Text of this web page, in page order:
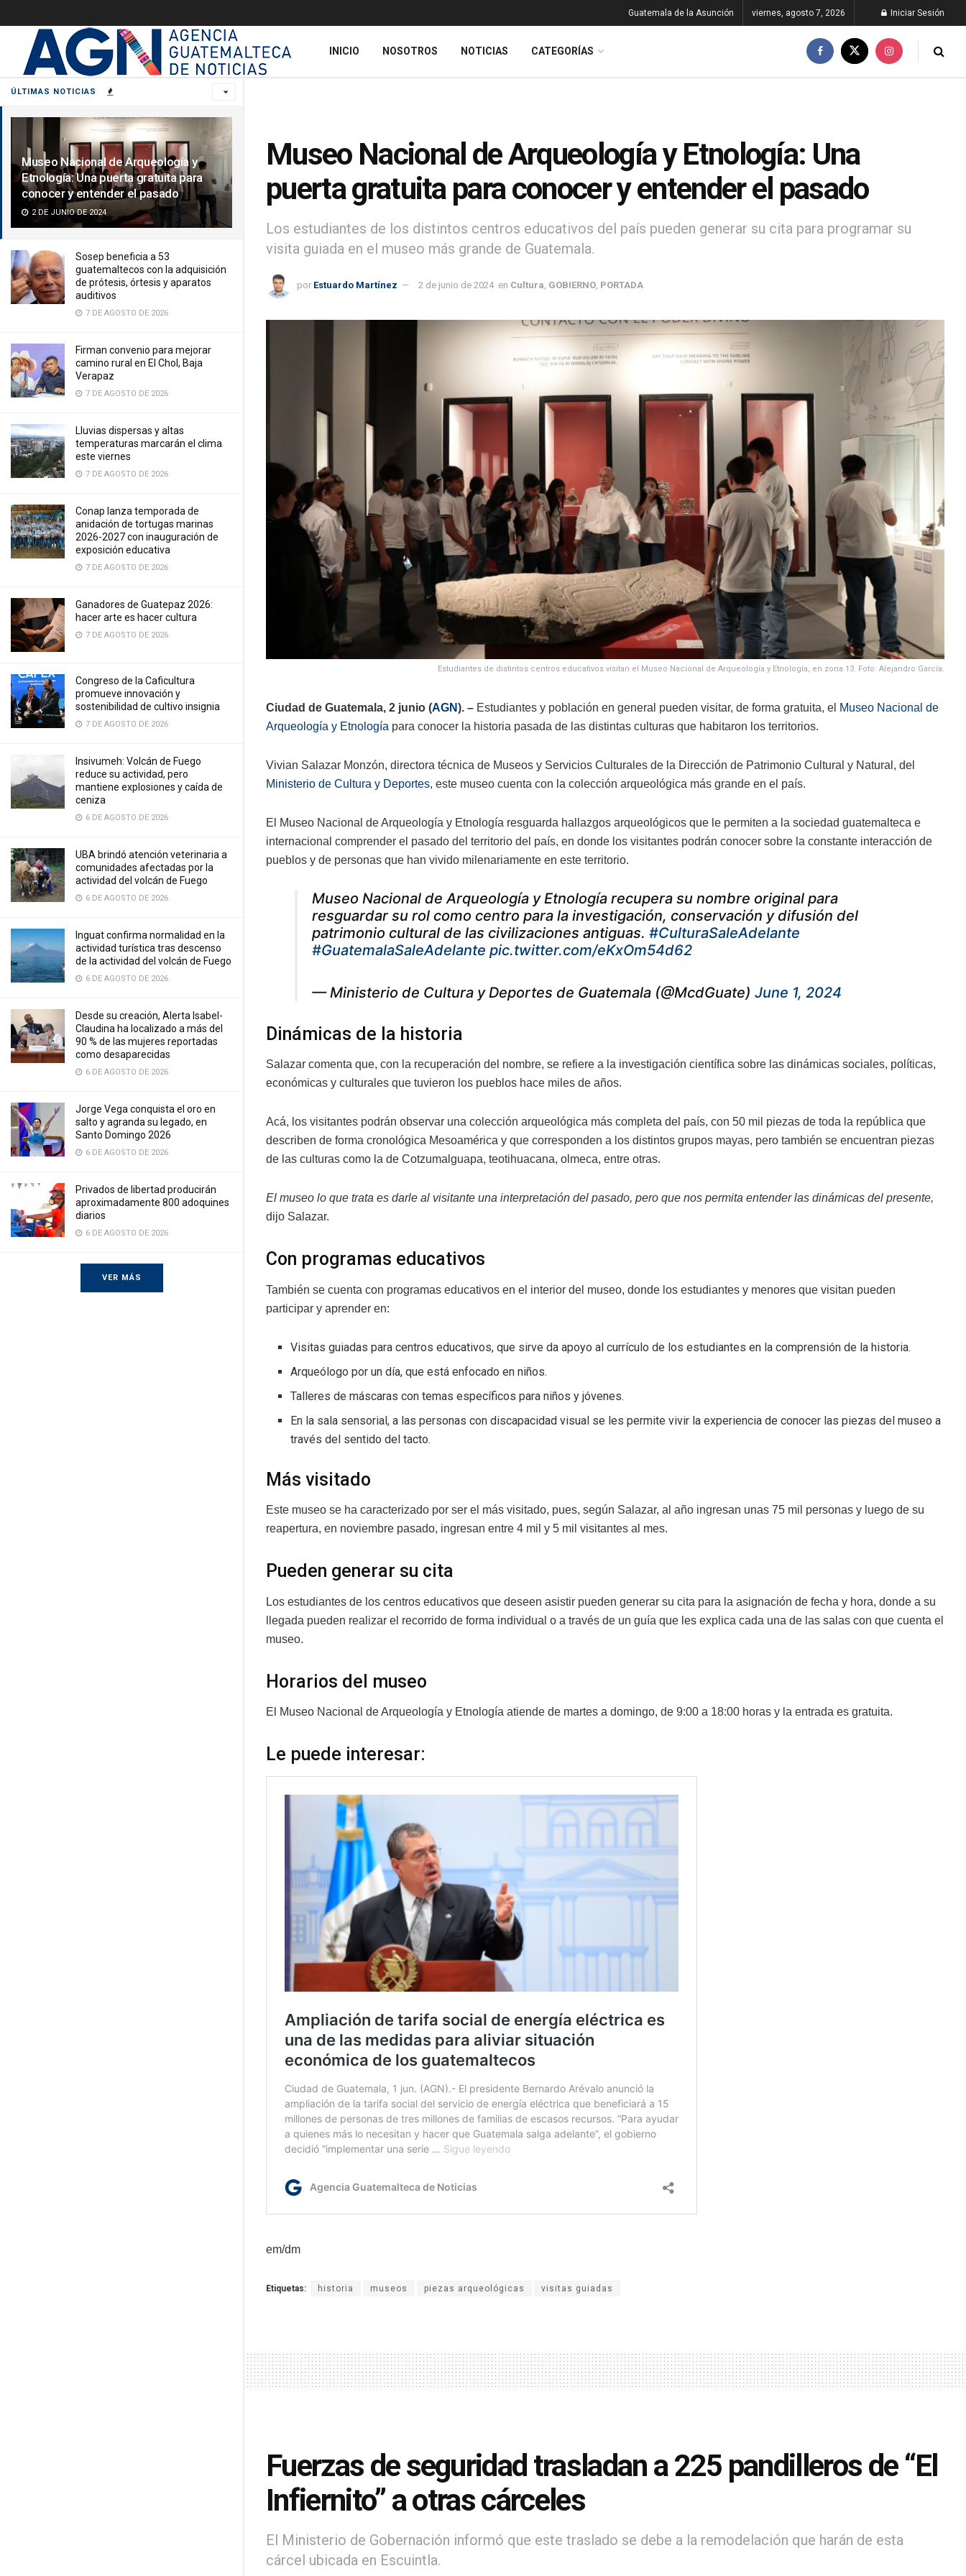
ÚLTIMAS NOTICIAS
Museo Nacional de Arqueología y
Etnología: Una puerta gratuita para
conocer y entender el pasado
2 DE JUNIO DE 2024
Sosep beneficia a 53
guatemaltecos con la adquisición
de prótesis, órtesis y aparatos
auditivos
7 DE AGOSTO DE 2026
Firman convenio para mejorar
camino rural en El Chol, Baja
Verapaz
7 DE AGOSTO DE 2026
Lluvias dispersas y altas
temperaturas marcarán el clima
este viernes
7 DE AGOSTO DE 2026
Conap lanza temporada de
anidación de tortugas marinas
2026-2027 con inauguración de
exposición educativa
7 DE AGOSTO DE 2026
Ganadores de Guatepaz 2026:
hacer arte es hacer cultura
7 DE AGOSTO DE 2026
Congreso de la Caficultura
promueve innovación y
sostenibilidad de cultivo insignia
7 DE AGOSTO DE 2026
Insivumeh: Volcán de Fuego
reduce su actividad, pero
mantiene explosiones y caída de
ceniza
6 DE AGOSTO DE 2026
UBA brindó atención veterinaria a
comunidades afectadas por la
actividad del volcán de Fuego
6 DE AGOSTO DE 2026
Inguat confirma normalidad en la
actividad turística tras descenso
de la actividad del volcán de Fuego
6 DE AGOSTO DE 2026
Desde su creación, Alerta Isabel-
Claudina ha localizado a más del
90 % de las mujeres reportadas
como desaparecidas
6 DE AGOSTO DE 2026
Jorge Vega conquista el oro en
salto y agranda su legado, en
Santo Domingo 2026
6 DE AGOSTO DE 2026
Privados de libertad producirán
aproximadamente 800 adoquines
diarios
6 DE AGOSTO DE 2026
VER MÁS
Guatemala de la Asunción viernes, agosto 7, 2026 Iniciar Sesión
INICIO NOSOTROS NOTICIAS CATEGORÍAS
Museo Nacional de Arqueología y Etnología: Una
puerta gratuita para conocer y entender el pasado
Los estudiantes de los distintos centros educativos del país pueden generar su cita para programar su
visita guiada en el museo más grande de Guatemala.
por Estuardo Martínez 2 de junio de 2024 en Cultura GOBIERNO PORTADA
Estudiantes de distintos centros educativos visitan el Museo Nacional de Arqueología y Etnología, en zona 13. Foto: Alejandro García.
Ciudad de Guatemala, 2 junio (AGN). – Estudiantes y población en general pueden visitar, de forma gratuita, el Museo Nacional de
Arqueología y Etnología para conocer la historia pasada de las distintas culturas que habitaron los territorios.
Vivian Salazar Monzón, directora técnica de Museos y Servicios Culturales de la Dirección de Patrimonio Cultural y Natural, del
Ministerio de Cultura y Deportes, este museo cuenta con la colección arqueológica más grande en el país.
El Museo Nacional de Arqueología y Etnología resguarda hallazgos arqueológicos que le permiten a la sociedad guatemalteca e
internacional comprender el pasado del territorio del país, en donde los visitantes podrán conocer sobre la constante interacción de
pueblos y de personas que han vivido milenariamente en este territorio.
Museo Nacional de Arqueología y Etnología recupera su nombre original para
resguardar su rol como centro para la investigación, conservación y difusión del
patrimonio cultural de las civilizaciones antiguas. #CulturaSaleAdelante
#GuatemalaSaleAdelante pic.twitter.com/eKxOm54d62
— Ministerio de Cultura y Deportes de Guatemala (@McdGuate) June 1, 2024
Dinámicas de la historia
Salazar comenta que, con la recuperación del nombre, se refiere a la investigación científica sobre las dinámicas sociales, políticas,
económicas y culturales que tuvieron los pueblos hace miles de años.
Acá, los visitantes podrán observar una colección arqueológica más completa del país, con 50 mil piezas de toda la república que
describen de forma cronológica Mesoamérica y que corresponden a los distintos grupos mayas, pero también se encuentran piezas
de las culturas como la de Cotzumalguapa, teotihuacana, olmeca, entre otras.
El museo lo que trata es darle al visitante una interpretación del pasado, pero que nos permita entender las dinámicas del presente,
dijo Salazar.
Con programas educativos
También se cuenta con programas educativos en el interior del museo, donde los estudiantes y menores que visitan pueden
participar y aprender en:
Visitas guiadas para centros educativos, que sirve da apoyo al currículo de los estudiantes en la comprensión de la historia.
Arqueólogo por un día, que está enfocado en niños.
Talleres de máscaras con temas específicos para niños y jóvenes.
En la sala sensorial, a las personas con discapacidad visual se les permite vivir la experiencia de conocer las piezas del museo a
través del sentido del tacto.
Más visitado
Este museo se ha caracterizado por ser el más visitado, pues, según Salazar, al año ingresan unas 75 mil personas y luego de su
reapertura, en noviembre pasado, ingresan entre 4 mil y 5 mil visitantes al mes.
Pueden generar su cita
Los estudiantes de los centros educativos que deseen asistir pueden generar su cita para la asignación de fecha y hora, donde a su
llegada pueden realizar el recorrido de forma individual o a través de un guía que les explica cada una de las salas con que cuenta el
museo.
Horarios del museo
El Museo Nacional de Arqueología y Etnología atiende de martes a domingo, de 9:00 a 18:00 horas y la entrada es gratuita.
Le puede interesar:
em/dm
Etiquetas: historia museos piezas arqueológicas visitas guiadas
Fuerzas de seguridad trasladan a 225 pandilleros de “El
Infiernito” a otras cárceles
El Ministerio de Gobernación informó que este traslado se debe a la remodelación que harán de esta
cárcel ubicada en Escuintla.